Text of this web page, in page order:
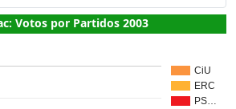
Votos por Partidos 2003
CiU
ERC
PS…